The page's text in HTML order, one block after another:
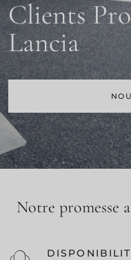
Clients
Lancia
Notre promesse